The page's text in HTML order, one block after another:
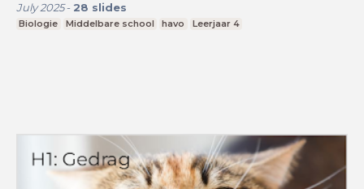
July 2025- 28 slides
Biologie Middelbare school havo Leerjaar 4